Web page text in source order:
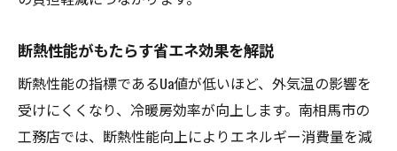
断熱性能がもたらす省エネ効果を解説
断熱性能の指標であるUa値が低いほど、外気温の影響を
受けにくくなり、冷暖房効率が向上します。南相馬市の
工務店では、断熱性能向上によりエネルギー消費量を減